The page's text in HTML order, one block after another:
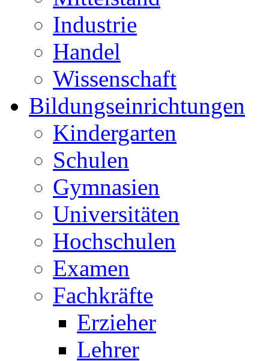
Industrie
Handel
Wissenschaft
Bildungseinrichtungen
Kindergarten
Schulen
Gymnasien
Universitäten
Hochschulen
Examen
Fachkräfte
Erzieher
Lehrer